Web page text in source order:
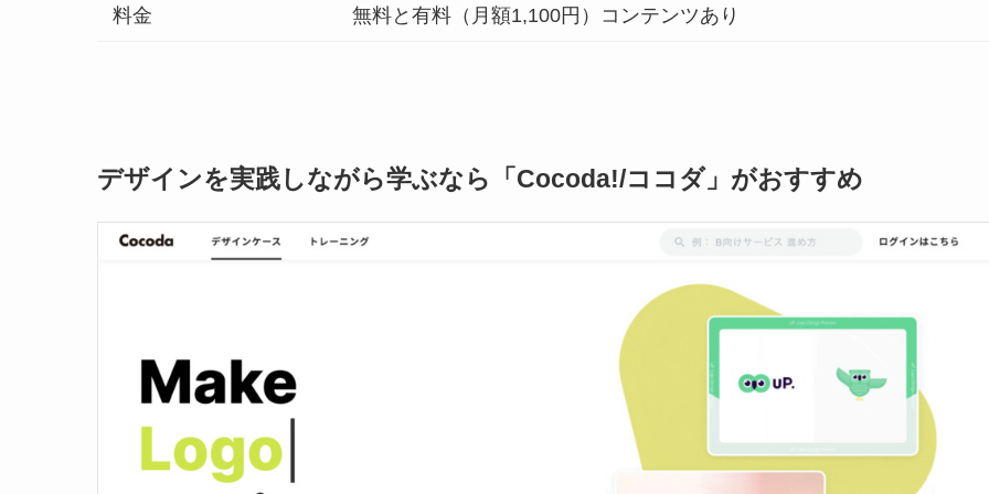
料金 無料と有料（月額1,100円）コンテンツあり
デザインを実践しながら学ぶなら「Cocoda!/ココダ」がおすすめ